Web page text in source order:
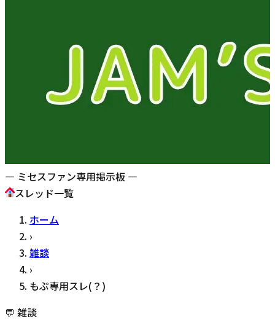
— ミセスファン専用掲示板 —
スレッド一覧
ホーム
›
雑談
›
もぷ専用スレ(？)
💬 雑談